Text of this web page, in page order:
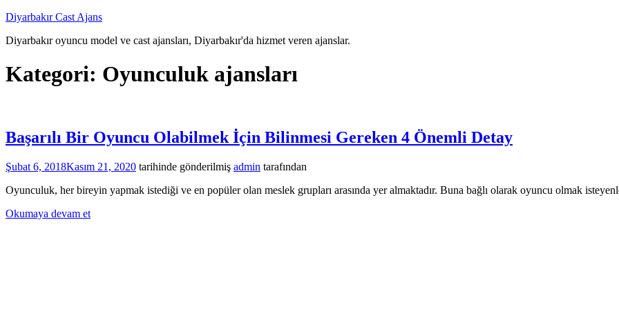
İçeriğe
Diyarbakır Cast Ajans
Diyarbakır oyuncu model ve cast ajansları, Diyarbakır'da hizmet veren ajanslar.
Kategori: Oyunculuk ajansları
Başarılı Bir Oyuncu Olabilmek İçin Bilinmesi Gereken 4 Önemli Detay
Şubat 6, 2018Kasım 21, 2020 tarihinde gönderilmiş admin tarafından
Oyunculuk, her bireyin yapmak istediği ve en popüler olan meslek grupları arasında yer almaktadır. Buna bağlı olarak oyuncu olmak
Okumaya devam et